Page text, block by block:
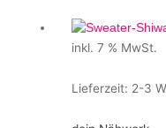
inkl. 7 % MwSt.
Lieferzeit: 2-3